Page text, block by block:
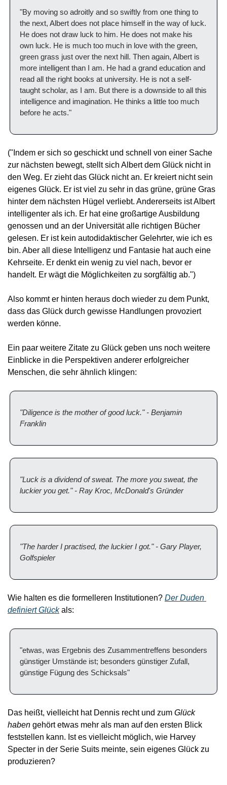
"By moving so adroitly and so swiftly from one thing to
the next, Albert does not place himself in the way of luck.
He does not draw luck to him. He does not make his
own luck. He is much too much in love with the green,
green grass just over the next hill. Then again, Albert is
more intelligent than I am. He had a grand education and
read all the right books at university. He is not a self-
taught scholar, as I am. But there is a downside to all this
intelligence and imagination. He thinks a little too much
before he acts."
("Indem er sich so geschickt und schnell von einer Sache
zur nächsten bewegt, stellt sich Albert dem Glück nicht in
den Weg. Er zieht das Glück nicht an. Er kreiert nicht sein
eigenes Glück. Er ist viel zu sehr in das grüne, grüne Gras
hinter dem nächsten Hügel verliebt. Andererseits ist Albert
intelligenter als ich. Er hat eine großartige Ausbildung
genossen und an der Universität alle richtigen Bücher
gelesen. Er ist kein autodidaktischer Gelehrter, wie ich es
bin. Aber all diese Intelligenz und Fantasie hat auch eine
Kehrseite. Er denkt ein wenig zu viel nach, bevor er
handelt. Er wägt die Möglichkeiten zu sorgfältig ab.")
Also kommt er hinten heraus doch wieder zu dem Punkt,
dass das Glück durch gewisse Handlungen provoziert
werden könne.
Ein paar weitere Zitate zu Glück geben uns noch weitere
Einblicke in die Perspektiven anderer erfolgreicher
Menschen, die sehr ähnlich klingen:
"Diligence is the mother of good luck." - Benjamin
Franklin
"Luck is a dividend of sweat. The more you sweat, the
luckier you get." - Ray Kroc, McDonald's Gründer
"The harder I practised, the luckier I got." - Gary Player,
Golfspieler
Wie halten es die formelleren Institutionen? Der Duden
definiert Glück als:
"etwas, was Ergebnis des Zusammentreffens besonders
günstiger Umstände ist; besonders günstiger Zufall,
günstige Fügung des Schicksals"
Das heißt, vielleicht hat Dennis recht und zum Glück
haben gehört etwas mehr als man auf den ersten Blick
feststellen kann. Ist es vielleicht möglich, wie Harvey
Specter in der Serie Suits meinte, sein eigenes Glück zu
produzieren?